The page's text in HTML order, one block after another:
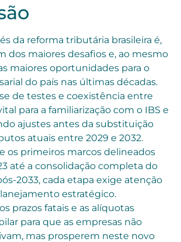
da reforma tributária brasileira é,
dos maiores desafios e, ao mesmo
maiores oportunidades para o
do país nas últimas décadas.
de testes e coexistência entre
para a familiarização com o IBS e
ajustes antes da substituição
atuais entre 2029 e 2032.
os primeiros marcos delineados
até a consolidação completa do
2033, cada etapa exige atenção
estratégico.
prazos fatais e as alíquotas
para que as empresas não
mas prosperem neste novo